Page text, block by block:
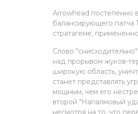
Arrowhead постепенно
балансирующего патча
стратагеме,
Слово
над прорывом жуков-
широкую область,
станет представлять
мощным, чем его
второй "Напалмовый
несмотря на то, что